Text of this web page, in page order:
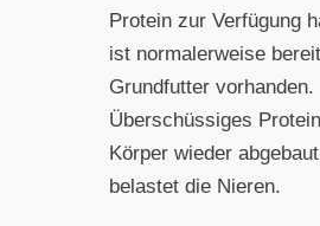
Protein zur Verfügung
ist normalerweise
Grundfutter vorhanden.
Überschüssiges
Körper wieder
belastet die Nieren.